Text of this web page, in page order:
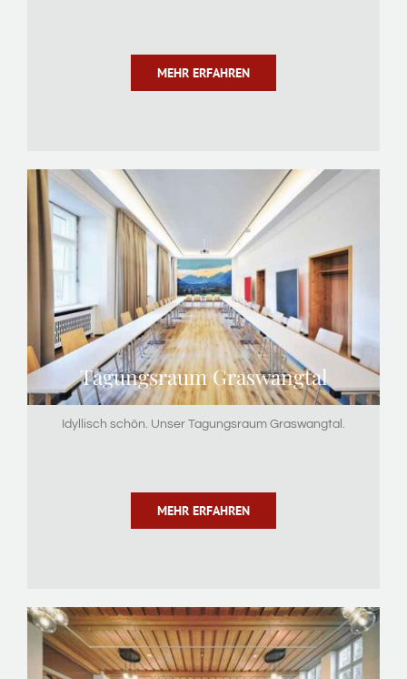
MEHR ERFAHREN
Tagungsraum Graswangtal
Idyllisch schön. Unser Tagungsraum Graswangtal.
MEHR ERFAHREN